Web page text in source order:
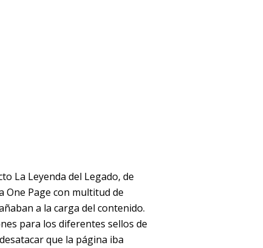
La Leyenda del Legado, de
One Page con multitud de
a la carga del contenido.
para los diferentes sellos de
que la página iba